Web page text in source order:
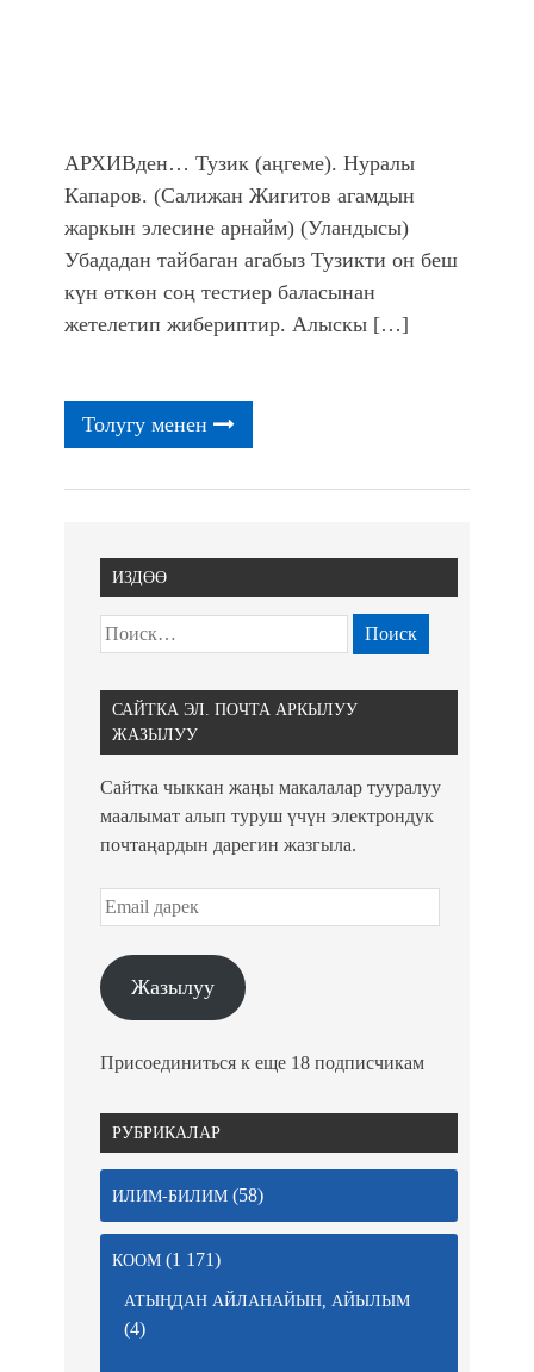
АРХИВден… Тузик (аңгеме). Нуралы
Капаров. (Салижан Жигитов агамдын
жаркын элесине арнайм) (Уландысы)
Убададан тайбаган агабыз Тузикти он беш
күн өткөн соң тестиер баласынан
жетелетип жибериптир. Алыскы […]
Толугу менен
ИЗДӨӨ
САЙТКА ЭЛ. ПОЧТА АРКЫЛУУ
ЖАЗЫЛУУ
Сайтка чыккан жаңы макалалар тууралуу
маалымат алып туруш үчүн электрондук
почтаңардын дарегин жазгыла.
Жазылуу
Присоединиться к еще 18 подписчикам
РУБРИКАЛАР
ИЛИМ-БИЛИМ (58)
КООМ (1 171)
АТЫҢДАН АЙЛАНАЙЫН, АЙЫЛЫМ
(4)